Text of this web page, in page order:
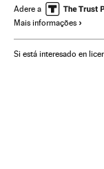
Doenças infecciosas
Ministério Saúde
Adere a
Mais informações
Si está interesado en